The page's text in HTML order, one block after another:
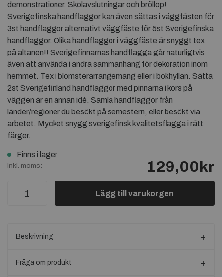
demonstrationer. Skolavslutningar och bröllop!
Sverigefinska handflaggor kan även sättas i väggfästen för
3st handflaggor alternativt väggfäste för 5st Sverigefinska
handflaggor. Olika handflaggor i väggfäste är snyggt tex
på altanen!! Sverigefinnarnas handflagga går naturligtvis
även att använda i andra sammanhang för dekoration inom
hemmet. Tex i blomsterarrangemang eller i bokhyllan. Sätta
2st Sverigefinland handflaggor med pinnarna i kors på
väggen är en annan idé. Samla handflaggor från
länder/regioner du besökt på semestern, eller besökt via
arbetet. Mycket snygg sverigefinsk kvalitetsflagga i rätt
färger.
Finns i lager
Inkl. moms: 129,00kr
Lägg till varukorgen
Beskrivning
Fråga om produkt